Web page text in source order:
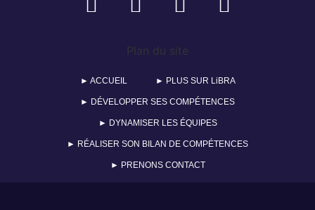
Plan du site
► ACCUEIL ► PLUS SUR LiBRA
► DÉVELOPPER SES COMPÉTENCES
► DYNAMISER LES ÉQUIPES
► RÉALISER SON BILAN DE COMPÉTENCES
► PRENONS CONTACT